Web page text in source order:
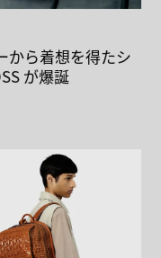
から着想を得たシ
が爆誕